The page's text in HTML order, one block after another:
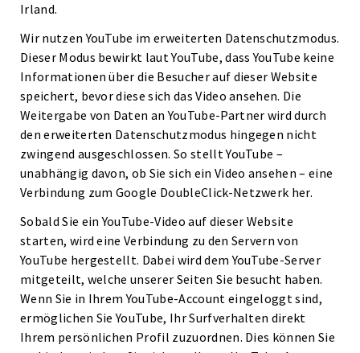
Irland.
Wir nutzen YouTube im erweiterten Datenschutzmodus.
Dieser Modus bewirkt laut YouTube, dass YouTube keine
Informationen über die Besucher auf dieser Website
speichert, bevor diese sich das Video ansehen. Die
Weitergabe von Daten an YouTube-Partner wird durch
den erweiterten Datenschutzmodus hingegen nicht
zwingend ausgeschlossen. So stellt YouTube –
unabhängig davon, ob Sie sich ein Video ansehen – eine
Verbindung zum Google DoubleClick-Netzwerk her.
Sobald Sie ein YouTube-Video auf dieser Website
starten, wird eine Verbindung zu den Servern von
YouTube hergestellt. Dabei wird dem YouTube-Server
mitgeteilt, welche unserer Seiten Sie besucht haben.
Wenn Sie in Ihrem YouTube-Account eingeloggt sind,
ermöglichen Sie YouTube, Ihr Surfverhalten direkt
Ihrem persönlichen Profil zuzuordnen. Dies können Sie